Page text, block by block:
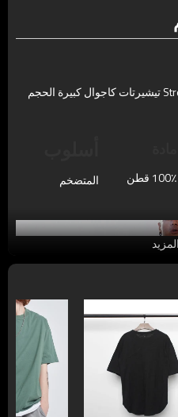
كبيرة الحجم
100٪ قطن المتضخم